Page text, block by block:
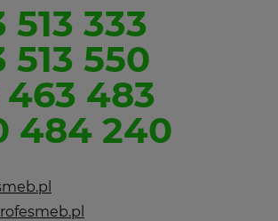
513 333
513 550
463 483
484 240